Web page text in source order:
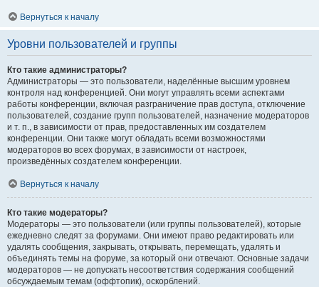
Вернуться к началу
Уровни пользователей и группы
Кто такие администраторы?
Администраторы — это пользователи, наделённые высшим уровнем
контроля над конференцией. Они могут управлять всеми аспектами
работы конференции, включая разграничение прав доступа, отключение
пользователей, создание групп пользователей, назначение модераторов
и т. п., в зависимости от прав, предоставленных им создателем
конференции. Они также могут обладать всеми возможностями
модераторов во всех форумах, в зависимости от настроек,
произведённых создателем конференции.
Вернуться к началу
Кто такие модераторы?
Модераторы — это пользователи (или группы пользователей), которые
ежедневно следят за форумами. Они имеют право редактировать или
удалять сообщения, закрывать, открывать, перемещать, удалять и
объединять темы на форуме, за который они отвечают. Основные задачи
модераторов — не допускать несоответствия содержания сообщений
обсуждаемым темам (оффтопик), оскорблений.